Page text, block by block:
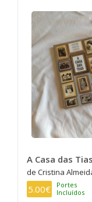
A Casa das Tias
de Cristina
5.00€
Portes
Incluídos